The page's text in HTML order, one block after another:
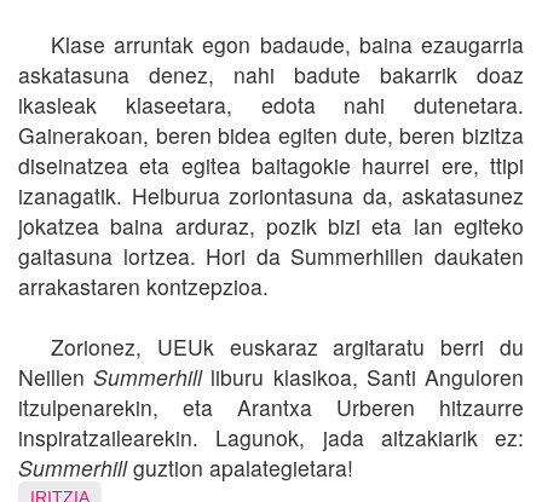
Klase arruntak egon badaude, baina ezaugarria
askatasuna denez, nahi badute bakarrik doaz
ikasleak klaseetara, edota nahi dutenetara.
Gainerakoan, beren bidea egiten dute, beren bizitza
diseinatzea eta egitea baitagokie haurrei ere, ttipi
izanagatik. Helburua zoriontasuna da, askatasunez
jokatzea baina arduraz, pozik bizi eta lan egiteko
gaitasuna lortzea. Hori da Summerhillen daukaten
arrakastaren kontzepzioa.
Zorionez, UEUk euskaraz argitaratu berri du
NeillenSummerhillliburu klasikoa, Santi Anguloren
itzulpenarekin, eta Arantxa Urberen hitzaurre
inspiratzailearekin. Lagunok, jada aitzakiarik ez:
Summerhillguztion apalategietara!
IRITZIA